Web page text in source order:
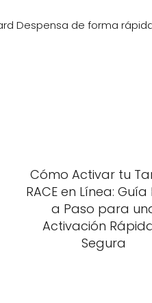
Despensa de forma
Cómo Activar tu
RACE en Línea: Guía
a Paso para
Activación
Segura